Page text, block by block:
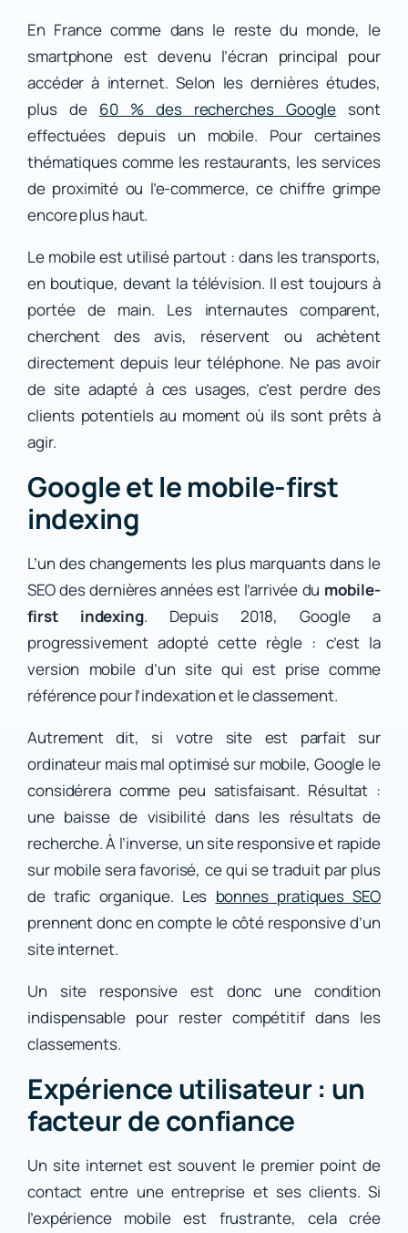
En France comme dans le reste du monde, le
smartphone est devenu l’écran principal pour
accéder à internet. Selon les dernières études,
plus de 60 % des recherches Google sont
effectuées depuis un mobile. Pour certaines
thématiques comme les restaurants, les services
de proximité ou l’e-commerce, ce chiffre grimpe
encore plus haut.
Le mobile est utilisé partout : dans les transports,
en boutique, devant la télévision. Il est toujours à
portée de main. Les internautes comparent,
cherchent des avis, réservent ou achètent
directement depuis leur téléphone. Ne pas avoir
de site adapté à ces usages, c’est perdre des
clients potentiels au moment où ils sont prêts à
agir.
Google et le mobile-first
indexing
L’un des changements les plus marquants dans le
SEO des dernières années est l’arrivée du mobile-
first indexing. Depuis 2018, Google a
progressivement adopté cette règle : c’est la
version mobile d’un site qui est prise comme
référence pour l’indexation et le classement.
Autrement dit, si votre site est parfait sur
ordinateur mais mal optimisé sur mobile, Google le
considérera comme peu satisfaisant. Résultat :
une baisse de visibilité dans les résultats de
recherche. À l’inverse, un site responsive et rapide
sur mobile sera favorisé, ce qui se traduit par plus
de trafic organique. Les bonnes pratiques SEO
prennent donc en compte le côté responsive d’un
site internet.
Un site responsive est donc une condition
indispensable pour rester compétitif dans les
classements.
Expérience utilisateur : un
facteur de confiance
Un site internet est souvent le premier point de
contact entre une entreprise et ses clients. Si
l’expérience mobile est frustrante, cela crée